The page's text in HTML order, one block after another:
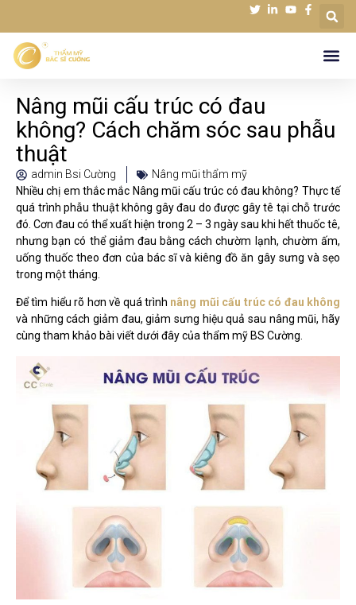
Nâng mũi cấu trúc có đau
không? Cách chăm sóc sau phẫu
thuật
admin Bsi Cường
Nâng mũi thẩm mỹ
Nhiều chị em thắc mắc Nâng mũi cấu trúc có đau không? Thực tế
quá trình phẫu thuật không gây đau do được gây tê tại chỗ trước
đó. Cơn đau có thể xuất hiện trong 2 – 3 ngày sau khi hết thuốc tê,
nhưng bạn có thể giảm đau bằng cách chườm lạnh, chườm ấm,
uống thuốc theo đơn của bác sĩ và kiêng đồ ăn gây sưng và sẹo
trong một tháng.
Để tìm hiểu rõ hơn về quá trình nâng mũi cấu trúc có đau không
và những cách giảm đau, giảm sưng hiệu quả sau nâng mũi, hãy
cùng tham khảo bài viết dưới đây của thẩm mỹ BS Cường.